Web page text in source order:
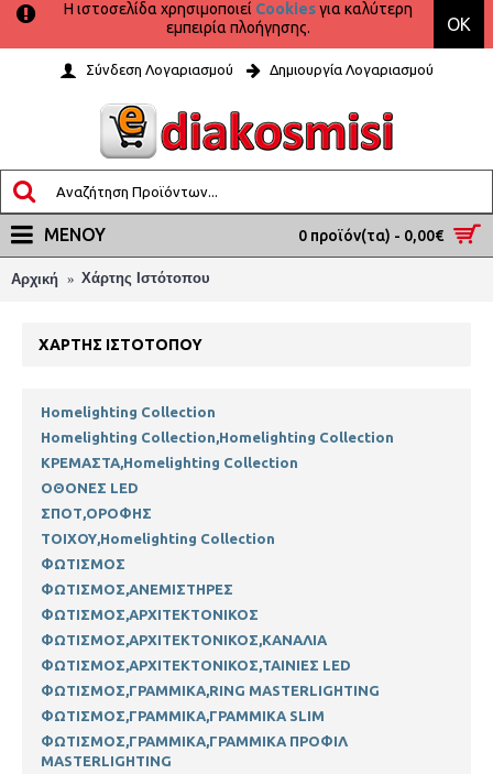
Η ιστοσελίδα χρησιμοποιεί Cookiesγια καλύτερη
εμπειρία πλοήγησης.
OK
Σύνδεση Λογαριασμού Δημιουργία Λογαριασμού
0 προϊόν(τα) - 0,00€
ΜΕΝΟΎ
Αρχική Χάρτης Ιστότοπου
ΧΆΡΤΗΣ ΙΣΤΌΤΟΠΟΥ
Homelighting Collection
Homelighting Collection,Homelighting Collection
ΚΡΕΜΑΣΤΑ,Homelighting Collection
ΟΘΟΝΕΣ LED
ΣΠΟΤ,ΟΡΟΦΗΣ
ΤΟΙΧΟΥ,Homelighting Collection
ΦΩΤΙΣΜΟΣ
ΦΩΤΙΣΜΟΣ,ΑΝΕΜΙΣΤΗΡΕΣ
ΦΩΤΙΣΜΟΣ,ΑΡΧΙΤΕΚΤΟΝΙΚΟΣ
ΦΩΤΙΣΜΟΣ,ΑΡΧΙΤΕΚΤΟΝΙΚΟΣ,ΚΑΝΑΛΙΑ
ΦΩΤΙΣΜΟΣ,ΑΡΧΙΤΕΚΤΟΝΙΚΟΣ,ΤΑΙΝΙΕΣ LED
ΦΩΤΙΣΜΟΣ,ΓΡΑΜΜΙΚΑ,RING MASTERLIGHTING
ΦΩΤΙΣΜΟΣ,ΓΡΑΜΜΙΚΑ,ΓΡΑΜΜΙΚΑ SLIM
ΦΩΤΙΣΜΟΣ,ΓΡΑΜΜΙΚΑ,ΓΡΑΜΜΙΚΑ ΠΡΟΦΙΛ
MASTERLIGHTING